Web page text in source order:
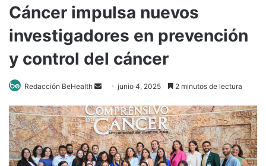
Cáncer impulsa nuevos
investigadores en prevención
y control del cáncer
Redacción BeHealth
n
d
a
n
junio 4, 2025 2 minutos de lectura